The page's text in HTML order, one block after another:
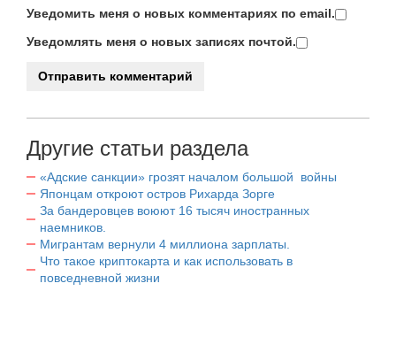
Уведомить меня о новых комментариях по email.
Уведомлять меня о новых записях почтой.
Другие статьи раздела
«Адские санкции» грозят началом большой войны
Японцам откроют остров Рихарда Зорге
За бандеровцев воюют 16 тысяч иностранных
наемников.
Мигрантам вернули 4 миллиона зарплаты.
Что такое криптокарта и как использовать в
повседневной жизни